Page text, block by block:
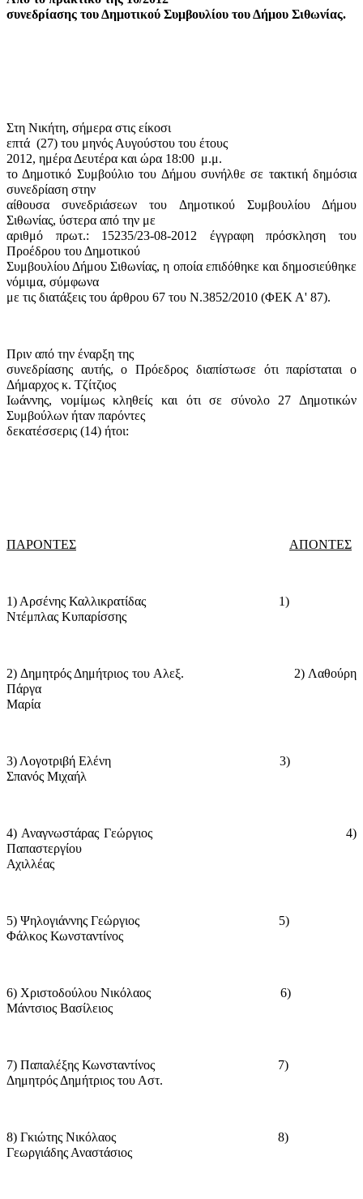
συνεδρίασης του Δημοτικού Συμβουλίου του Δήμου Σιθωνίας.
Στη Νικήτη, σήμερα στις είκοσι
επτά (27) του μηνός Αυγούστου του έτους
2012, ημέρα Δευτέρα και ώρα 18:00 μ.μ.
το Δημοτικό Συμβούλιο του Δήμου συνήλθε σε τακτική δημόσια
συνεδρίαση στην
αίθουσα συνεδριάσεων του Δημοτικού Συμβουλίου Δήμου
Σιθωνίας, ύστερα από την με
αριθμό πρωτ.: 15235/23-08-2012 έγγραφη πρόσκληση του
Προέδρου του Δημοτικού
Συμβουλίου Δήμου Σιθωνίας, η οποία επιδόθηκε και δημοσιεύθηκε
νόμιμα, σύμφωνα
με τις διατάξεις του άρθρου 67 του Ν.3852/2010 (ΦΕΚ Α' 87).
Πριν από την έναρξη της
συνεδρίασης αυτής, ο Πρόεδρος διαπίστωσε ότι παρίσταται ο
Δήμαρχος κ. Τζίτζιος
Ιωάννης, νομίμως κληθείς και ότι σε σύνολο 27 Δημοτικών
Συμβούλων ήταν παρόντες
δεκατέσσερις (14) ήτοι:
ΠΑΡΟΝΤΕΣ ΑΠΟΝΤΕΣ
1) Αρσένης Καλλικρατίδας
1)
Ντέμπλας Κυπαρίσσης
2) Δημητρός Δημήτριος του Αλεξ.
2) Λαθούρη
Πάργα
Μαρία
3) Λογοτριβή Ελένη
3)
Σπανός Μιχαήλ
4) Αναγνωστάρας Γεώργιος
4)
Παπαστεργίου
Αχιλλέας
5) Ψηλογιάννης Γεώργιος
5)
Φάλκος Κωνσταντίνος
6) Χριστοδούλου Νικόλαος
6)
Μάντσιος Βασίλειος
7) Παπαλέξης Κωνσταντίνος
7)
Δημητρός Δημήτριος του Αστ.
8) Γκιώτης Νικόλαος
8)
Γεωργιάδης Αναστάσιος